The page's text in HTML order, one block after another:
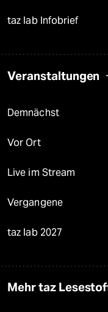
taz lab Infobrief
Veranstaltungen
Demnächst
Vor Ort
Live im Stream
Vergangene
taz lab 2027
Mehr taz